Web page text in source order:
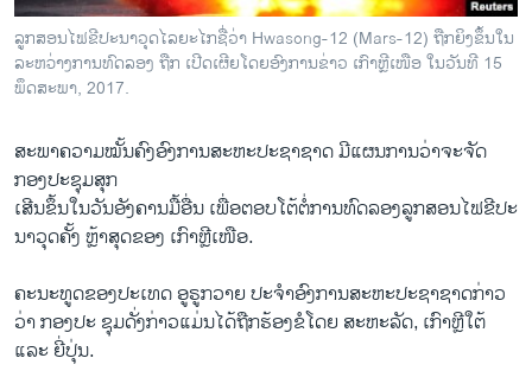
ພາສາອັງກິດ
ວີດີໂອ
ສຽງ
ລາຍການກະຈາຍສຽງ
ລາຍງານ
ຕິດຕາມພວກເຮົາ ທີ່
ພາສາຕ່າງໆ
ລູກສອນໄຟຂີປະນາວຸດໄລຍະໄກຊື່ວ່າ Hwasong-12 (Mars-12) ຖືກຍິງຂຶ້ນໃນ
ລະຫວ່າງການທົດລອງ ຖືກ ເປີດເຜີຍໂດຍອົງການຂ່າວ ເກົາຫຼີເໜືອ ໃນວັນທີ 15
ພຶດສະພາ, 2017.
ສະພາຄວາມໝັ້ນຄົງອົງການສະຫະປະຊາຊາດ ມີແຜນການວ່າຈະຈັດ
ກອງປະຊຸມສຸກ
ເສີນຂຶ້ນໃນວັນອັງຄານມື້ອື່ນ ເພື່ອຕອບໂຕ້ຕໍ່ການທົດລອງລູກສອນໄຟຂີປະ
ນາວຸດຄັ້ງ ຫຼ້າສຸດຂອງ ເກົາຫຼີເໜືອ.
ຄະນະທູດຂອງປະເທດ ອູຣູກວາຍ ປະຈຳອົງການສະຫະປະຊາຊາດກ່າວ
ວ່າ ກອງປະ ຊຸມດັ່ງກ່າວແມ່ນໄດ້ຖືກຮ້ອງຂໍໂດຍ ສະຫະລັດ, ເກົາຫຼີໃຕ້
ແລະ ຍີ່ປຸ່ນ.